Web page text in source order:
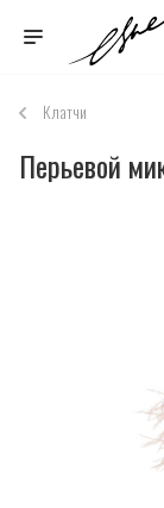
Клатчи
Перьевой